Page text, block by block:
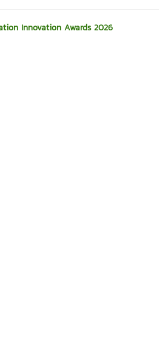
Innovation Awards 2026